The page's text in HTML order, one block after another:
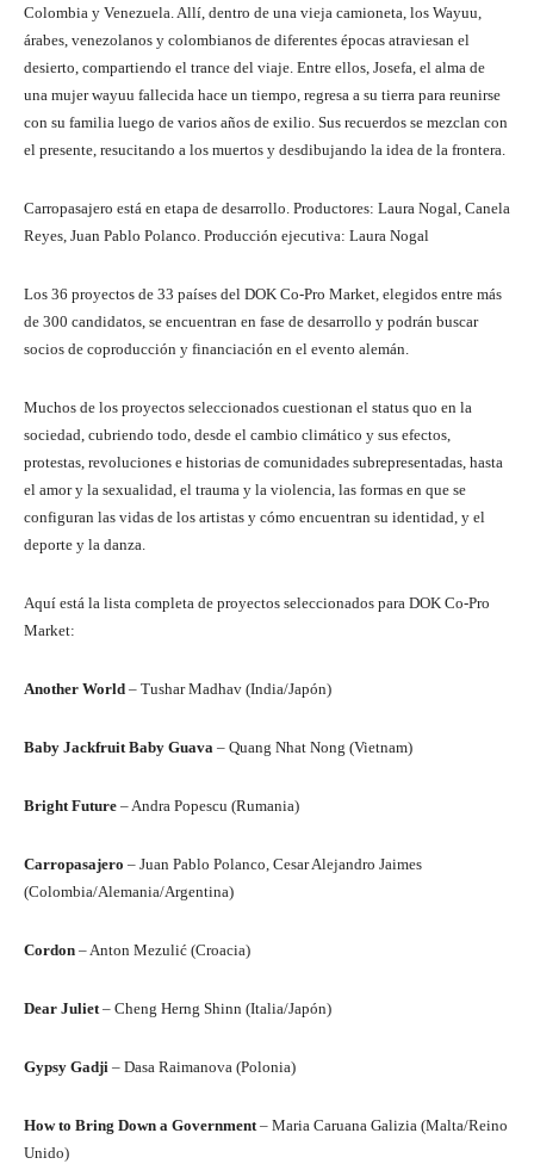
Colombia y Venezuela. Allí, dentro de una vieja camioneta, los Wayuu,
árabes, venezolanos y colombianos de diferentes épocas atraviesan el
desierto, compartiendo el trance del viaje. Entre ellos, Josefa, el alma de
una mujer wayuu fallecida hace un tiempo, regresa a su tierra para reunirse
con su familia luego de varios años de exilio. Sus recuerdos se mezclan con
el presente, resucitando a los muertos y desdibujando la idea de la frontera.
Carropasajero está en etapa de desarrollo. Productores: Laura Nogal, Canela
Reyes, Juan Pablo Polanco. Producción ejecutiva: Laura Nogal
Los 36 proyectos de 33 países del DOK Co-Pro Market, elegidos entre más
de 300 candidatos, se encuentran en fase de desarrollo y podrán buscar
socios de coproducción y financiación en el evento alemán.
Muchos de los proyectos seleccionados cuestionan el status quo en la
sociedad, cubriendo todo, desde el cambio climático y sus efectos,
protestas, revoluciones e historias de comunidades subrepresentadas, hasta
el amor y la sexualidad, el trauma y la violencia, las formas en que se
configuran las vidas de los artistas y cómo encuentran su identidad, y el
deporte y la danza.
Aquí está la lista completa de proyectos seleccionados para DOK Co-Pro
Market:
Another World – Tushar Madhav (India/Japón)
Baby Jackfruit Baby Guava – Quang Nhat Nong (Vietnam)
Bright Future – Andra Popescu (Rumania)
Carropasajero – Juan Pablo Polanco, Cesar Alejandro Jaimes
(Colombia/Alemania/Argentina)
Cordon – Anton Mezulić (Croacia)
Dear Juliet– Cheng Herng Shinn (Italia/Japón)
Gypsy Gadji – Dasa Raimanova (Polonia)
How to Bring Down a Government– Maria Caruana Galizia (Malta/Reino
Unido)